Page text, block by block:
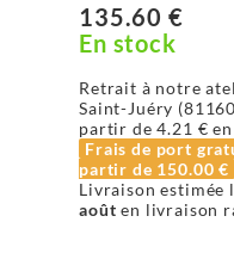
135.60 €
En stock
Retrait à notre
Saint-Juéry
partir de4.21 €
Frais de port
partir de 150.00 €
Livraison estimée
août en livraison